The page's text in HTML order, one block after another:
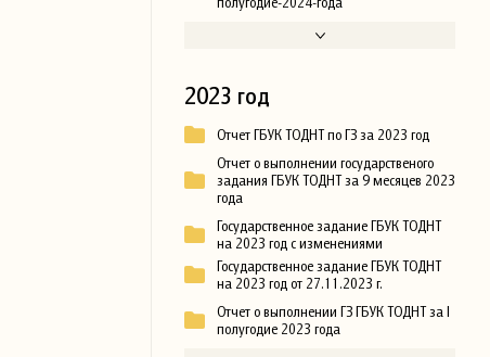
2023 год
Отчет ГБУК ТОДНТ по ГЗ за 2023 год
Отчет о выполнении государственого
задания ГБУК ТОДНТ за 9 месяцев 2023
года
Государственное задание ГБУК ТОДНТ
на 2023 год с изменениями
Государственное задание ГБУК ТОДНТ
на 2023 год от 27.11.2023 г.
Отчет о выполнении ГЗ ГБУК ТОДНТ за I
полугодие 2023 года